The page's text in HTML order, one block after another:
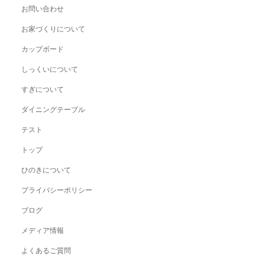
お問い合わせ
お家づくりについて
カップボード
しっくいについて
すぎについて
ダイニングテーブル
テスト
トップ
ひのきについて
プライバシーポリシー
ブログ
メディア情報
よくあるご質問